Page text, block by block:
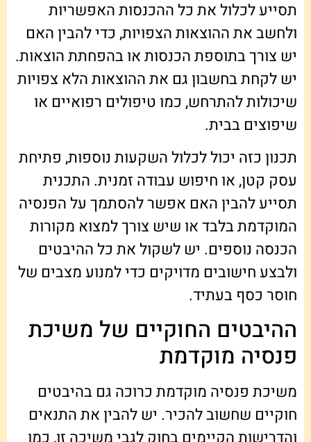
תסייע לכלול את כל ההכנסות האפשריות
ולחשב את ההוצאות הצפויות, כדי להבין האם
יש צורך בתוספת הכנסות או בהפחתת הוצאות.
יש לקחת בחשבון גם את ההוצאות הלא צפויות
שיכולות להתרחש, כמו טיפולים רפואיים או
שיפוצים בבית.
תכנון כזה יכול לכלול השקעות נוספות, פתיחת
עסק קטן, או חיפוש עבודה זמנית. התכנית
תסייע להבין האם אפשר להסתמך על הפנסיה
המוקדמת בלבד או שיש צורך למצוא מקורות
הכנסה נוספים. יש לשקול את כל ההיבטים
ולבצע חישובים מדויקים כדי למנוע מצבים של
חוסר כסף בעתיד.
ההיבטים החוקיים של משיכת
פנסיה מוקדמת
משיכת פנסיה מוקדמת כרוכה גם בהיבטים
חוקיים שחשוב להכיר. יש להבין את התנאים